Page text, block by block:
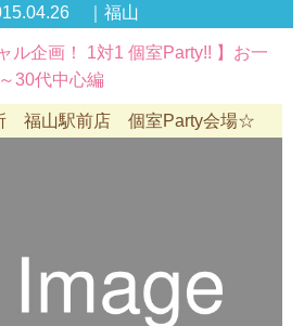
｜福山
ル企画！ 1対1 個室Party!! 】お一
30代中心編
福山駅前店 個室Party会場☆